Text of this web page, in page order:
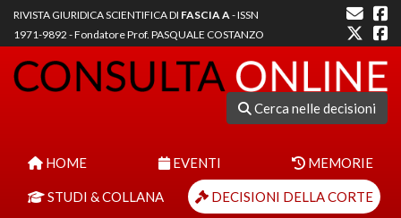
RIVISTA GIURIDICA SCIENTIFICA DI FASCIA A- ISSN
1971-9892 - Fondatore Prof. PASQUALE COSTANZO
Cerca nelle decisioni
HOME EVENTI MEMORIE
STUDI & COLLANA DECISIONI DELLA CORTE